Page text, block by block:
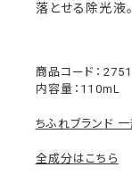
2751
落とせる除光液。
内容量：110mL
ちふれブランド
全成分はこちら